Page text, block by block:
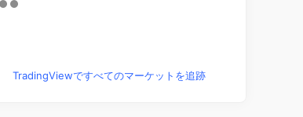
TradingViewですべてのマーケットを追跡